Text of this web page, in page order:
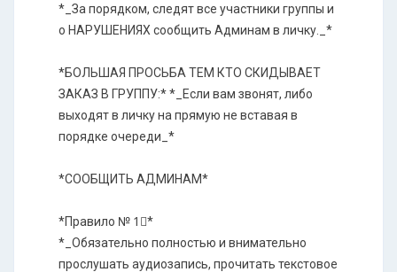
*_За порядком, следят все участники группы и
о НАРУШЕНИЯХ сообщить Админам в личку._*
*БОЛЬШАЯ ПРОСЬБА ТЕМ КТО СКИДЫВАЕТ
ЗАКАЗ В ГРУППУ:* *_Если вам звонят, либо
выходят в личку на прямую не вставая в
порядке очереди_*
*СООБЩИТЬ АДМИНАМ*
*Правило № 1⃣*
*_Обязательно полностью и внимательно
прослушать аудиозапись, прочитать текстовое